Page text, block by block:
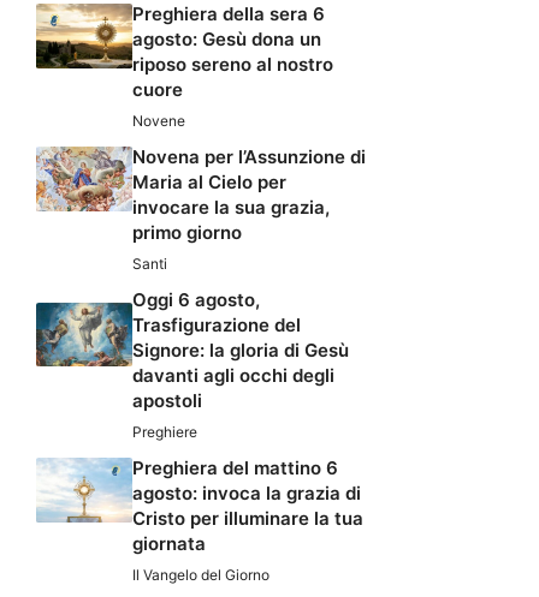
Preghiera della sera 6
agosto: Gesù dona un
riposo sereno al nostro
cuore
Novene
Novena per l’Assunzione di
Maria al Cielo per
invocare la sua grazia,
primo giorno
Santi
Oggi 6 agosto,
Trasfigurazione del
Signore: la gloria di Gesù
davanti agli occhi degli
apostoli
Preghiere
Preghiera del mattino 6
agosto: invoca la grazia di
Cristo per illuminare la tua
giornata
Il Vangelo del Giorno